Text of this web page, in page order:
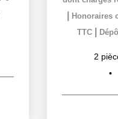
Honoraires
TTC
2